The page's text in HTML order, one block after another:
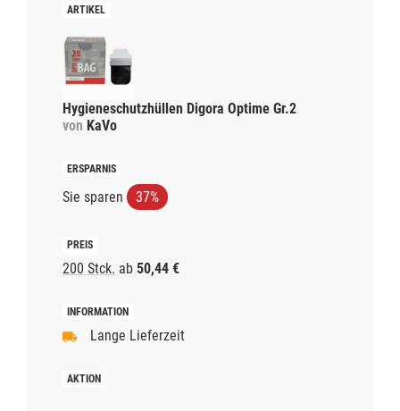
Hygieneschutzhüllen Digora Optime Gr.2
von KaVo
Sie sparen 37%
200 Stck. ab 50,44 €
Lange Lieferzeit